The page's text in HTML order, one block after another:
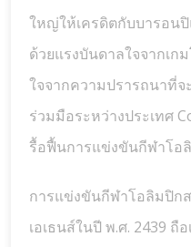
ใหญ่ให้เครดิตกับบารอนปิ
ด้วยแรงบันดาลใจจากเ
ใจจากความปรารถนาที่
ร่วมมือระหว่างประเทศ
รื้อฟื้นการแข่งขันกีฬาโอ
การแข่งขันกีฬาโอลิมปิก
เอเธนส์ในปี พ.ศ. 2439